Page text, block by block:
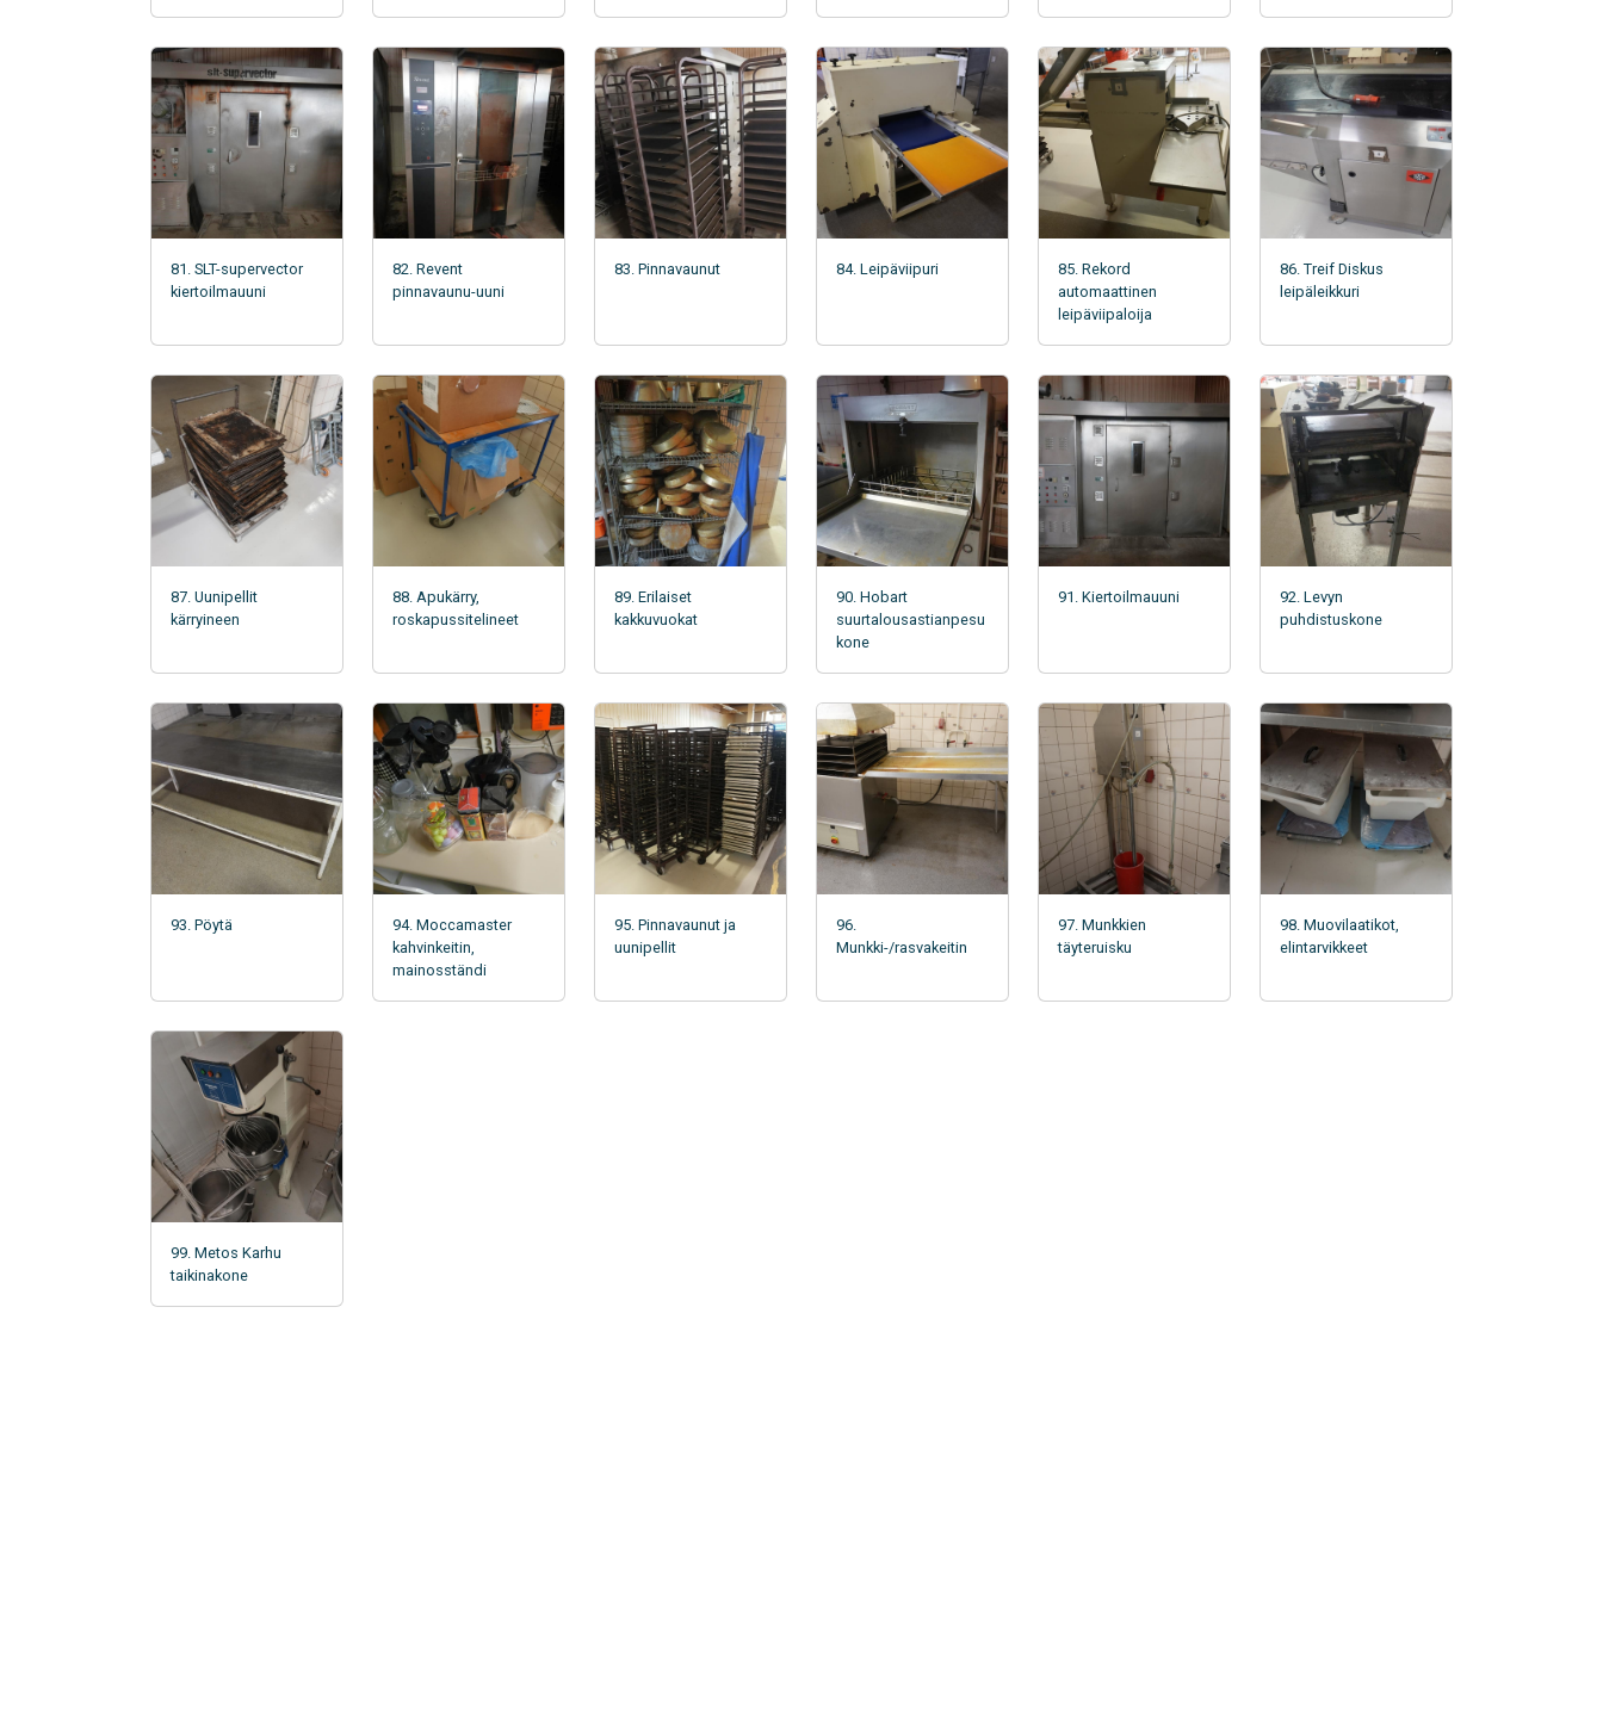
81. SLT-supervector
kiertoilmauuni
82. Revent
pinnavaunu-uuni
83. Pinnavaunut 84. Leipäviipuri
85. Rekord
automaattinen
leipäviipaloija
86. Treif Diskus
leipäleikkuri
87. Uunipellit
kärryineen
88. Apukärry,
roskapussitelineet
89. Erilaiset
kakkuvuokat
90. Hobart
suurtalousastianpesu
kone
91. Kiertoilmauuni
92. Levyn
puhdistuskone
93. Pöytä
94. Moccamaster
kahvinkeitin,
mainosständi
95. Pinnavaunut ja
uunipellit
96.
Munkki-/rasvakeitin
97. Munkkien
täyteruisku
98. Muovilaatikot,
elintarvikkeet
99. Metos Karhu
taikinakone